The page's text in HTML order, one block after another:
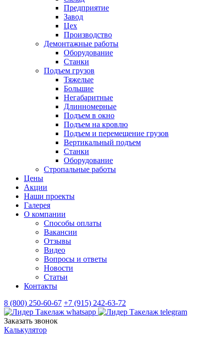
Предприятие
Завод
Цех
Производство
Демонтажные работы
Оборудование
Станки
Подъем грузов
Тяжелые
Большие
Негабаритные
Длинномерные
Подъем в окно
Подъем на кровлю
Подъем и перемещение грузов
Вертикальный подъем
Станки
Оборудование
Стропальные работы
Цены
Акции
Наши проекты
Галерея
О компании
Способы оплаты
Вакансии
Отзывы
Видео
Вопросы и ответы
Новости
Статьи
Контакты
8 (800) 250-60-67 +7 (915) 242-63-72
Заказать звонок
Калькулятор